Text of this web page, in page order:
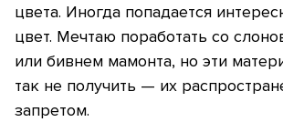
цвета. Иногда попадается
цвет. Мечтаю поработать со
или бивнем мамонта, но эти
так не получить — их
запретом.